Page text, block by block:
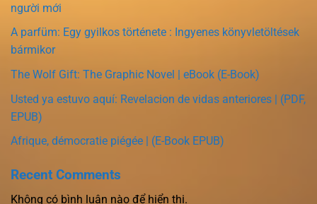
người mới
A parfüm: Egy gyilkos története : Ingyenes könyvletöltések
bármikor
The Wolf Gift: The Graphic Novel | eBook (E-Book)
Usted ya estuvo aquí: Revelacion de vidas anteriores | (PDF,
EPUB)
Afrique, démocratie piégée | (E-Book EPUB)
Recent Comments
Không có bình luận nào để hiển thị.